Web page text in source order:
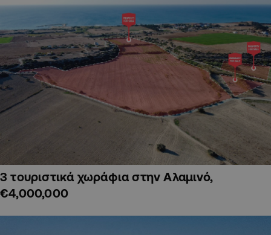
3 τουριστικά χωράφια στην Αλαμινό,
€4,000,000